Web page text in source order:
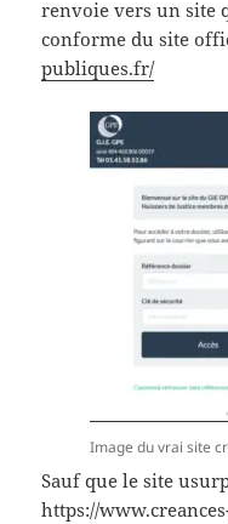
renvoie vers un site
conforme du site
publiques.fr/
Image du vrai site
Sauf que le site
https://